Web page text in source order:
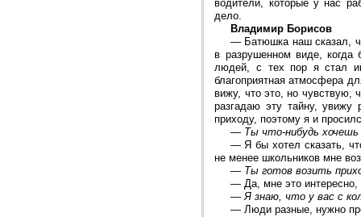
водители, которые у нас
дело.
Владимир Борисов
— Батюшка наш сказал,
в разрушенном виде, когда
людей, с тех пор я стал
благоприятная атмосфера
вижу, что это, но чувствую,
разгадаю эту тайну,
приходу, поэтому я и
— Ты что-нибудь
—Я бы хотел сказать,
не менее школьников мне
— Ты готов возить
— Да, мне это
—Я знаю, что у вас с
— Люди разные, нужно